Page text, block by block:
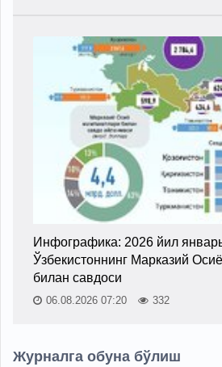
Инфографика: 2026 йил
Ўзбекистоннинг Марказий
билан савдоси
06.08.2026 07:20 332
Журналга обуна бўлиш